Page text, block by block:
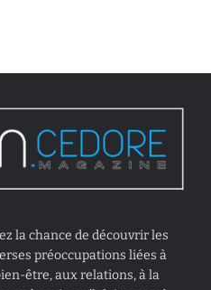
la chance de découvrir les
préoccupations liées à
être, aux relations, à la